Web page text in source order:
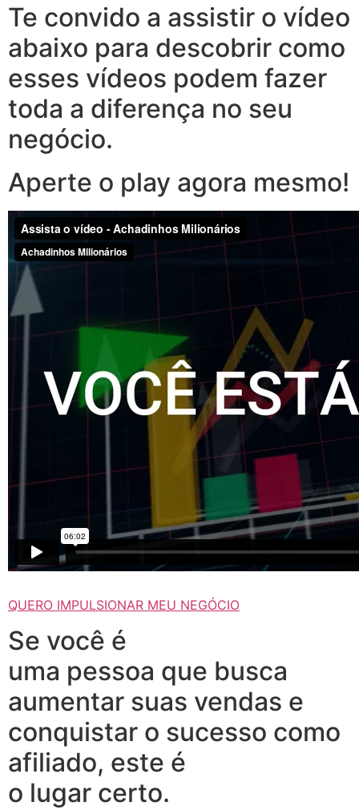
Te convido a assistir o vídeo
abaixo para descobrir como
esses vídeos podem fazer
toda a diferença no seu
negócio.
Aperte o play agora mesmo!
QUERO IMPULSIONAR MEU NEGÓCIO
Se você é
uma pessoa que busca
aumentar suas vendas e
conquistar o sucesso como
afiliado, este é
o lugar certo.